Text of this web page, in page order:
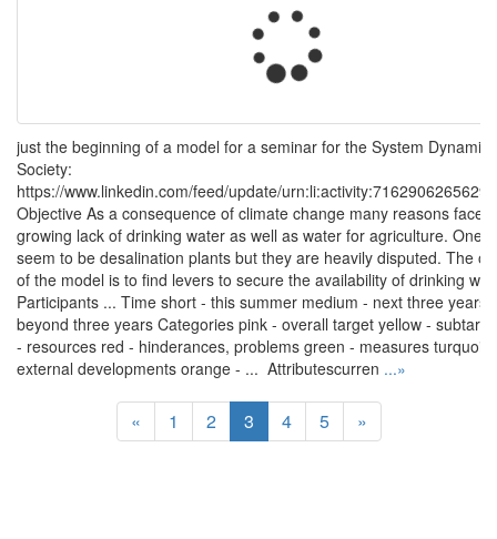
just the beginning of a model for a seminar for the System Dynamics
Society:
https://www.linkedin.com/feed/update/
Objective As a consequence of climate change many reasons face a
growing lack of drinking water as well as water for agriculture. One
seem to be desalination plants but they are heavily disputed. The
of the model is to find levers to secure the availability of drinking
Participants ... Time short - this summer medium - next three years
beyond three years Categories pink - overall target yellow -
- resources red - hinderances, problems green - measures
external developments orange - ... Attributescurren ...»
« 1 2 3 4 5 »